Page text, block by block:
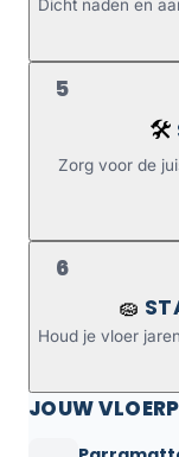
Dicht naden en
5
🛠️
Zorg voor de
6
🧽
Houd je vloer
JOUW